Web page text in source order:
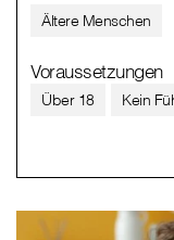
Ältere Menschen
Voraussetzungen
Über 18 Kein